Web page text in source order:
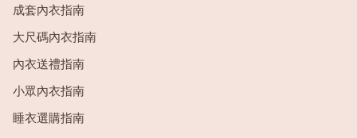
成套內衣指南
大尺碼內衣指南
內衣送禮指南
小眾內衣指南
睡衣選購指南